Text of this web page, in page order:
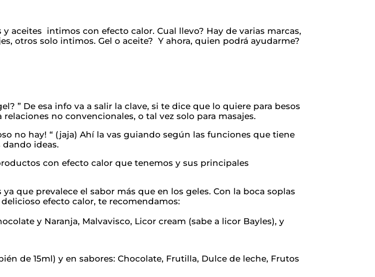
aceites intimos con efecto calor. Cual llevo? Hay de varias marcas,
otros solo intimos. Gel o aceite? Y ahora, quien podrá ayudarme?
” De esa info va a salir la clave, si te dice que lo quiere para besos
no convencionales, o tal vez solo para masajes.
no hay! “ (jaja) Ahí la vas guiando según las funciones que tiene
ideas.
con efecto calor que tenemos y sus principales
ya que prevalece el sabor más que en los geles. Con la boca soplas
efecto calor, te recomendamos:
y Naranja, Malvavisco, Licor cream (sabe a licor Bayles), y
de 15ml) y en sabores: Chocolate, Frutilla, Dulce de leche, Frutos